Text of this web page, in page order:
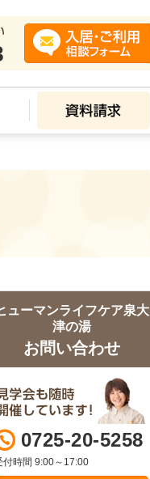
ューマンライフケア泉大
津の湯
お問い合わせ
0725-20-5258
付時間 9:00～17:00